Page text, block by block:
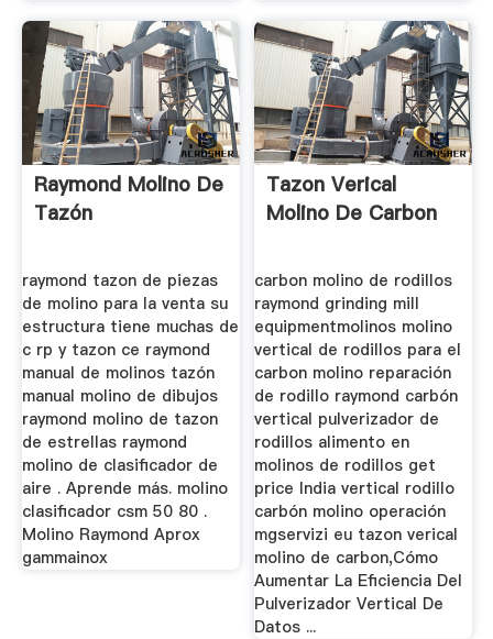
Raymond Molino De
Tazón
raymond tazon de piezas
de molino para la venta su
estructura tiene muchas de
c rp y tazon ce raymond
manual de molinos tazón
manual molino de dibujos
raymond molino de tazon
de estrellas raymond
molino de clasificador de
aire . Aprende más. molino
clasificador csm 50 80 .
Molino Raymond Aprox
gammainox
Tazon Verical
Molino De Carbon
carbon molino de rodillos
raymond grinding mill
equipmentmolinos molino
vertical de rodillos para el
carbon molino reparación
de rodillo raymond carbón
vertical pulverizador de
rodillos alimento en
molinos de rodillos get
price India vertical rodillo
carbón molino operación
mgservizi eu tazon verical
molino de carbon,Cómo
Aumentar La Eficiencia Del
Pulverizador Vertical De
Datos ...